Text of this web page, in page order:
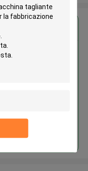
per
idraulica